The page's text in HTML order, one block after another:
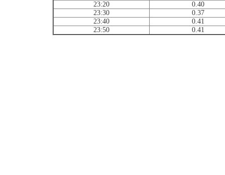
23:20
0.40
23:30
0.37
23:40
0.41
23:50
0.41